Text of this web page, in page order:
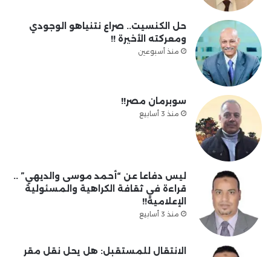
حل الكنسيت.. صراع نتنياهو الوجودي
ومعركته الأخيرة !!
منذ أسبوعين
سوبرمان مصر!!
منذ 3 أسابيع
ليس دفاعا عن “أحمد موسى والديهي” ..
قراءة في ثقافة الكراهية والمسئولية
الإعلامية!!
منذ 3 أسابيع
الانتقال للمستقبل: هل يحل نقل مقر